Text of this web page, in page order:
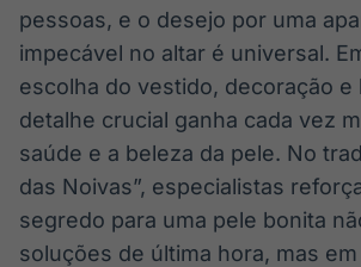
conteúdos
Soluções de Dados
e Conteúdos
OTC
Plataforma
negociação
pessoas, e o desejo por uma
impecável no altar é universal.
escolha do vestido, decoração e
detalhe crucial ganha cada vez
saúde e a beleza da pele. No
das Noivas”, especialistas
segredo para uma pele bonita
soluções de última hora, mas